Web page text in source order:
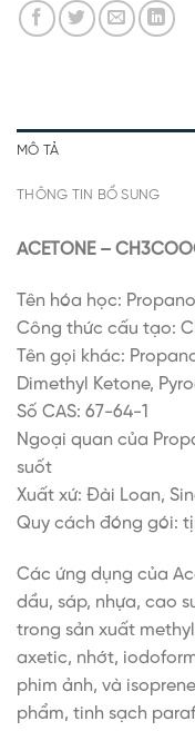
MÔ TẢ
THÔNG TIN BỔ SUNG
ACETONE –
Tên hóa học:
Công thức cấu tạo:
Tên gọi khác:
Dimethyl Ketone,
Số CAS: 67-64-1
Ngoại quan của
suốt
Xuất xứ: Đài Loan,
Quy cách đóng gói:
Các ứng dụng của
dầu, sáp, nhựa, cao
trong sản xuất
axetic, nhớt,
phim ảnh, và
phẩm, tinh sạch